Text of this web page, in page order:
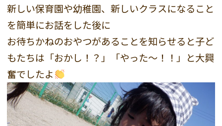
新しい保育園や幼稚園、新しいクラスになること
を簡単にお話をした後に
お待ちかねのおやつがあることを知らせると子ど
もたちは「おかし！？」「やった～！！」と大興
奮でしたよ